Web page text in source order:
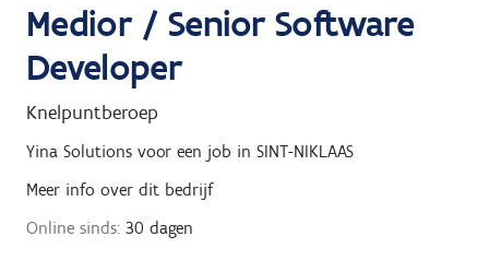
n
a
r
Medior / Senior Software
Developer
Knelpuntberoep
Yina Solutions voor een job in SINT-NIKLAAS
Meer info over dit bedrijf
Online sinds: 30 dagen